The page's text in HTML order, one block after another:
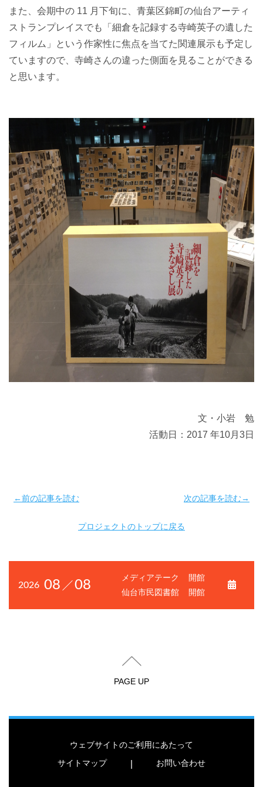
また、会期中の 11 月下旬に、青葉区錦町の仙台アーティ
ストランプレイスでも「細倉を記録する寺崎英子の遺した
フィルム」という作家性に焦点を当てた関連展示も予定し
ていますので、寺崎さんの違った側面を見ることができる
と思います。
文・小岩 勉
活動日：2017 年10月3日
←前の記事を読む
プロジェクトのトップに戻る
次の記事を読む→
2026 08 08
メディアテーク
開館
仙台市民図書館
開館
PAGE UP
ウェブサイトのご利用にあたって
サイトマップ
お問い合わせ